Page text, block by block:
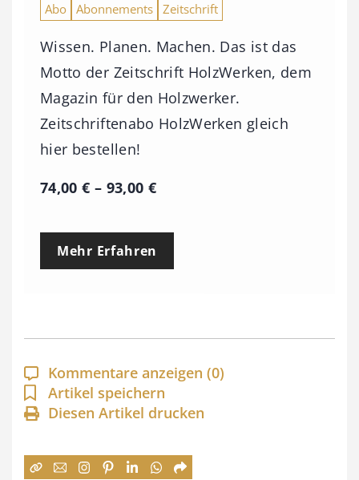
Abo Abonnements Zeitschrift
Wissen. Planen. Machen. Das ist das
Motto der Zeitschrift HolzWerken, dem
Magazin für den Holzwerker.
Zeitschriftenabo HolzWerken gleich
hier bestellen!
74,00€ – 93,00 €P
e
p
a
n
n
:
Mehr Erfahren
Kommentare anzeigen (0)
Artikel speichern
Diesen Artikel drucken